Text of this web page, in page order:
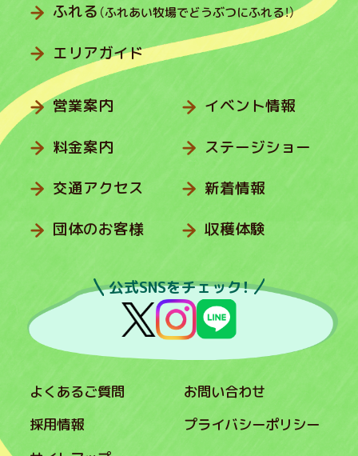
ふれる （ふれあい牧場でどうぶつにふれる！）
エリアガイド
営業案内
料金案内
交通アクセス
団体のお客様
イベント情報
ステージショー
新着情報
収穫体験
公式SNSをチェック！
よくあるご質問
お問い合わせ
採用情報
プライバシーポリシー